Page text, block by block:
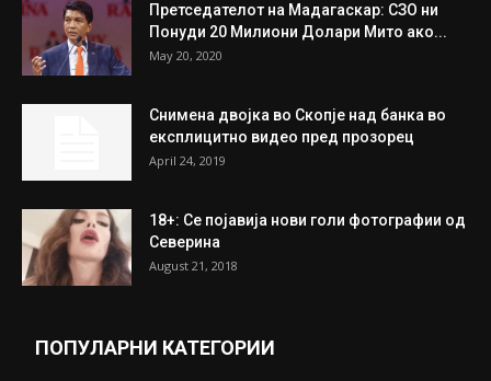
Претседателот на Мадагаскар: СЗО ни
Понуди 20 Милиони Долари Мито ако...
May 20, 2020
Снимена двојка во Скопје над банка во
експлицитно видео пред прозорец
April 24, 2019
18+: Се појавија нови голи фотографии од
Северина
August 21, 2018
ПОПУЛАРНИ КАТЕГОРИИ